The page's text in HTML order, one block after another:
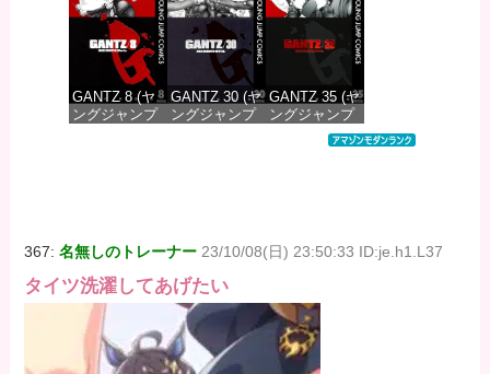
価格：¥100 価格：¥100 価格：¥100
GANTZ 8 (ヤ
ングジャンプ
GANTZ 30 (ヤ
ングジャンプ
GANTZ 35 (ヤ
ングジャンプ
コミックス
367:名無しのトレーナー 23/10/08(日) 23:50:33 ID:je.h1.L37
タイツ洗濯してあげたい